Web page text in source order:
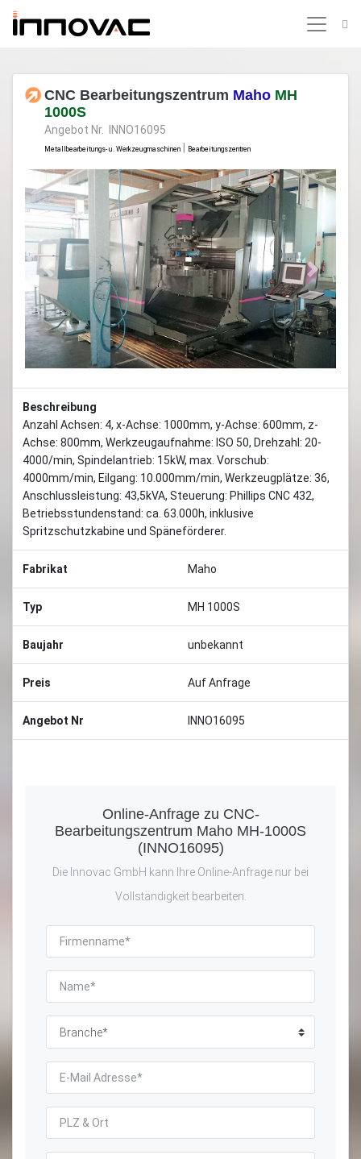
CNC Bearbeitungszentrum Maho MH
1000S
Angebot Nr. INNO16095
Metallbearbeitungs- u. Werkzeugmaschinen Bearbeitungszentren
Previous Next
Beschreibung
Anzahl Achsen: 4, x-Achse: 1000mm, y-Achse: 600mm, z-
Achse: 800mm, Werkzeugaufnahme: ISO 50, Drehzahl: 20-
4000/min, Spindelantrieb: 15kW, max. Vorschub:
4000mm/min, Eilgang: 10.000mm/min, Werkzeugplätze: 36,
Anschlussleistung: 43,5kVA, Steuerung: Phillips CNC 432,
Betriebsstundenstand: ca. 63.000h, inklusive
Spritzschutzkabine und Späneförderer.
Fabrikat Maho
Typ MH 1000S
Baujahr unbekannt
Preis Auf Anfrage
Angebot Nr INNO16095
Online-Anfrage zu CNC-
Bearbeitungszentrum Maho MH-1000S
(INNO16095)
Die Innovac GmbH kann Ihre Online-Anfrage nur bei
Vollständigkeit bearbeiten.